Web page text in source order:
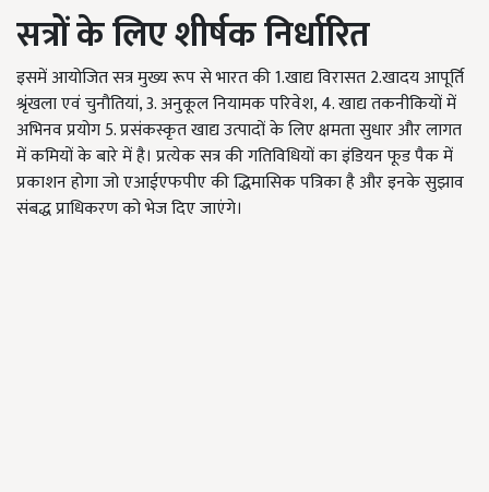
सत्रों के लिए शीर्षक निर्धारित
इसमें आयोजित सत्र मुख्य रूप से भारत की 1.खाद्य विरासत 2.खादय आपूर्ति
श्रृंखला एवं चुनौतियां, 3. अनुकूल नियामक परिवेश, 4. खाद्य तकनीकियों में
अभिनव प्रयोग 5. प्रसंकस्कृत खाद्य उत्पादों के लिए क्षमता सुधार और लागत
में कमियों के बारे में है। प्रत्येक सत्र की गतिविधियों का इंडियन फूड पैक में
प्रकाशन होगा जो एआईएफपीए की द्धिमासिक पत्रिका है और इनके सुझाव
संबद्ध प्राधिकरण को भेज दिए जाएंगे।